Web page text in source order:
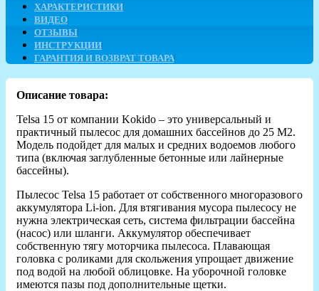
ХАРАКТЕРИСТИКИ
ВИДЕО
ОТЗЫВЫ
ИНСТРУКЦИИ
ГАРАНТИЯ И ВОЗВРАТ ТОВАРА
Описание товара:
Telsa 15 от компании Kokido – это универсальный и
практичный пылесос для домашних бассейнов до 25 М2.
Модель подойдет для малых и средних водоемов любого
типа (включая заглубленные бетонные или лайнерные
бассейны).
Пылесос Telsa 15 работает от собственного многоразового
аккумулятора Li-ion. Для втягивания мусора пылесосу не
нужна электрическая сеть, система фильтрации бассейна
(насос) или шланги. Аккумулятор обеспечивает
собственную тягу моторчика пылесоса. Плавающая
головка с роликами для скольжения упрощает движение
под водой на любой облицовке. На уборочной головке
имеются пазы под дополнительные щетки.